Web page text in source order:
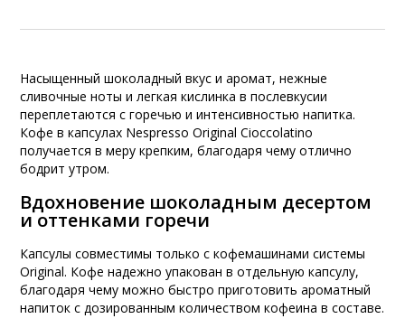
Насыщенный шоколадный вкус и аромат, нежные
сливочные ноты и легкая кислинка в послевкусии
переплетаются с горечью и интенсивностью напитка.
Кофе в капсулах Nespresso Original Cioccolatino
получается в меру крепким, благодаря чему отлично
бодрит утром.
Вдохновение шоколадным десертом
и оттенками горечи
Капсулы совместимы только с кофемашинами системы
Original. Кофе надежно упакован в отдельную капсулу,
благодаря чему можно быстро приготовить ароматный
напиток с дозированным количеством кофеина в составе.